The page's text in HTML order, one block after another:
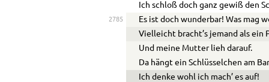
Ich schloß doch ganz gewiß den
2785
Es ist doch wunderbar! Was mag
Vielleicht bracht’s jemand als ein
Und meine Mutter lieh darauf.
Da hängt ein Schlüsselchen am
Ich denke wohl ich mach’ es auf!